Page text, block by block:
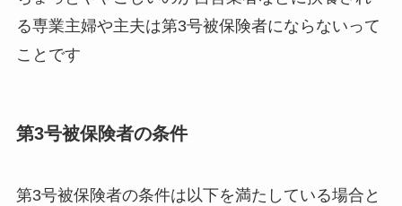
る専業主婦や主夫は第3号被保険者にならないって
ことです
第3号被保険者の条件
第3号被保険者の条件は以下を満たしている場合と